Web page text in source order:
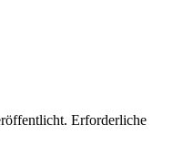
Erforderliche